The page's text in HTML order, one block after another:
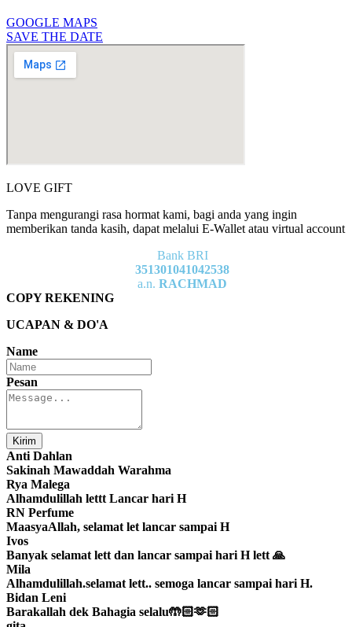
GOOGLE MAPS
SAVE THE DATE
LOVE GIFT
Tanpa mengurangi rasa hormat kami, bagi anda yang ingin
memberikan tanda kasih, dapat melalui E-Wallet atau virtual account
Bank BRI
351301041042538
a.n. RACHMAD
COPY REKENING
UCAPAN & DO'A
Name
Pesan
Kirim
Anti Dahlan
Sakinah Mawaddah Warahma
Rya Malega
Alhamdulillah lettt Lancar hari H
RN Perfume
MaasyaAllah, selamat let lancar sampai H
Ivos
Banyak selamat lett dan lancar sampai hari H lett 🙏
Mila
Alhamdulillah.selamat lett.. semoga lancar sampai hari H.
Bidan Leni
Barakallah dek Bahagia selalu🤲🏻🫶🏻